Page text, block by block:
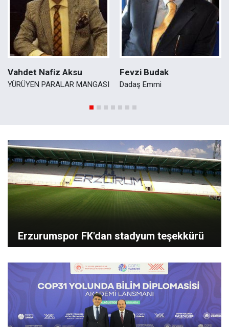
Vahdet Nafiz Aksu
YÜRÜYEN PARALAR MANGASI
Fevzi Budak
Dadaş Emmi
Erzurumspor FK'dan stadyum teşekkürü